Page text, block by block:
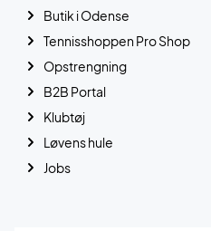
Butik i Odense
Tennisshoppen Pro Shop
Opstrengning
B2B Portal
Klubtøj
Løvens hule
Jobs